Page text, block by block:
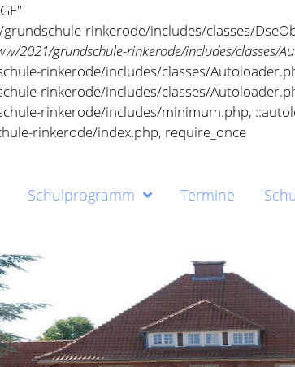
rinkerode/includes/classes/
2021/grundschule-rinkerode/includes/classes/
rinkerode/includes/classes/
rinkerode/includes/classes/
rinkerode/includes/minimum.php,
rinkerode/index.php, require_once
Schulprogramm Termine